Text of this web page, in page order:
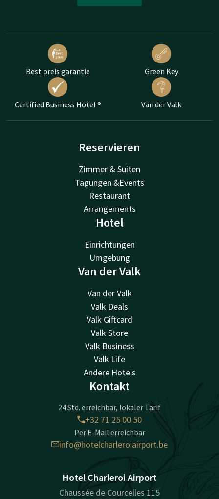
Best preis garantie Green Key
Certified Business Hotel ® Van der Valk
Reservieren
Zimmer & Suiten
Tagungen &Events
Restaurant
Arrangements
Hotel
Einrichtungen
Umgebung
Van der Valk
Van der Valk
Valk Deals
Valk Giftcard
Valk Store
Valk Business
Valk Life
Andere Hotels
Kontakt
24 Std. erreichbar, lokaler Tarif
+32 71 25 00 50
Per E-Mail erreichbar
info@hotelcharleroiairport.be
Hotel Charleroi Airport
Chaussée de Courcelles 115